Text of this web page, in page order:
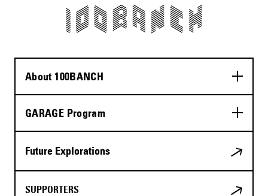
About 100BANCH
GARAGE Program
Future Explorations
SUPPORTERS